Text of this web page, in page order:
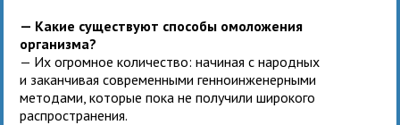
— Какие существуют способы омоложения
организма?
— Их огромное количество: начиная с народных
и заканчивая современными генноинженерными
методами, которые пока не получили широкого
распространения.